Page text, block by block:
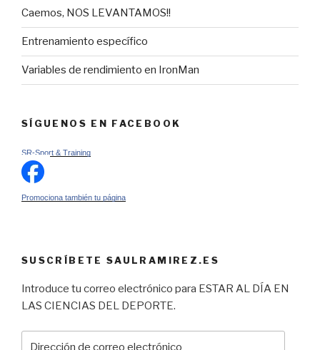
Caemos, NOS LEVANTAMOS!!
Entrenamiento específico
Variables de rendimiento en IronMan
SÍGUENOS EN FACEBOOK
SR-Sport & Training
Promociona también tu página
SUSCRÍBETE SAULRAMIREZ.ES
Introduce tu correo electrónico para ESTAR AL DÍA EN
LAS CIENCIAS DEL DEPORTE.